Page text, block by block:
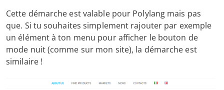
Cette démarche est valable pour Polylang mais pas
que. Si tu souhaites simplement rajouter par exemple
un élément à ton menu pour afficher le bouton de
mode nuit (comme sur mon site), la démarche est
similaire !